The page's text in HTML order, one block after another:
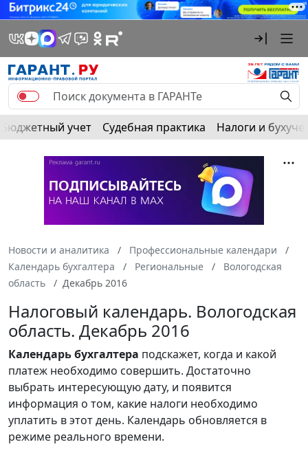
Бюджетный учет Судебная практика Налоги и
Новости и аналитика
Профессиональные календари
Календарь бухгалтера
Региональные
Вологодская
область
Декабрь 2016
Налоговый календарь. Вологодская
область. Декабрь 2016
Календарьбухгалтера подскажет, когда и какой
платеж необходимо совершить. Достаточно
выбрать интересующую дату, и появится
информация о том, какие налоги необходимо
уплатить в этот день. Календарь обновляется в
режиме реального времени.